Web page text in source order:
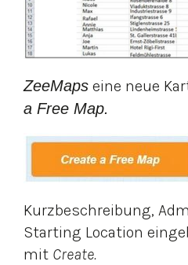
ZeeMaps eine neue
a Free Map.
Kurzbeschreibung,
Starting Location
mit Create.